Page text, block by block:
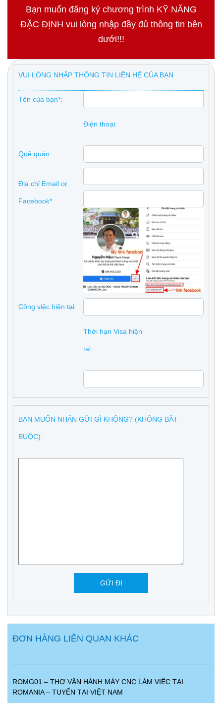
Bạn muốn đăng ký chương trình KỸ NĂNG
ĐẶC ĐỊNH vui lòng nhập đầy đủ thông tin bên
dưới!!!
VUI LÒNG NHẬP THÔNG TIN LIÊN HỆ CỦA BẠN
Tên của bạn*:
Điện thoại:
Quê quán:
Địa chỉ Email or
Facebook*
Công việc hiện tại:
Thời hạn Visa hiện
tại:
BẠN MUỐN NHẮN GỬI GÌ KHÔNG? (KHÔNG BẮT
BUỘC):
ĐƠN HÀNG LIÊN QUAN KHÁC
ROMG01 – THỢ VẬN HÀNH MÁY CNC LÀM VIỆC TẠI
ROMANIA – TUYỂN TẠI VIỆT NAM